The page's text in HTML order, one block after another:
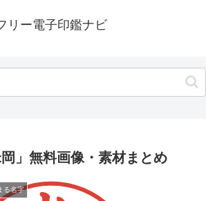
リー電子印鑑ナビ
」無料画像・素材まとめ
る名字